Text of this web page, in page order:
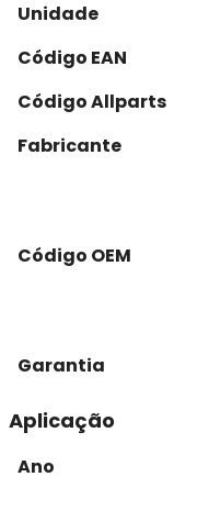
Unidade
Código EAN
Código Allparts
Fabricante
Código OEM
Garantia
Aplicação
Ano